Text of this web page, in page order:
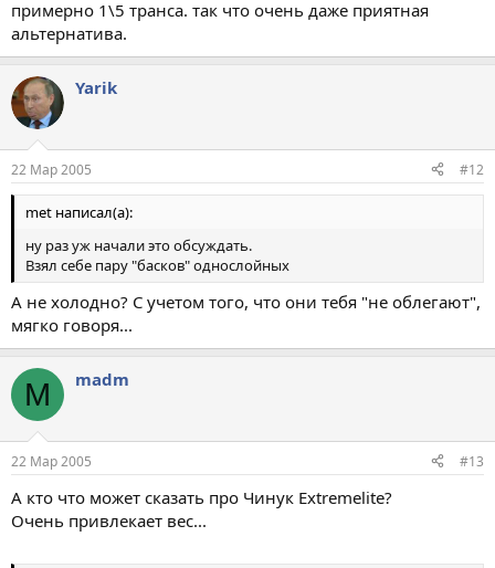
примерно 1\5 транса. так что очень даже приятная
альтернатива.
Yarik
22 Мар 2005 #12
met написал(а):
ну раз уж начали это обсуждать.
Взял себе пару "басков" однослойных
А не холодно? С учетом того, что они тебя "не облегают",
мягко говоря...
M madm
22 Мар 2005 #13
А кто что может сказать про Чинук Extremelite?
Очень привлекает вес...